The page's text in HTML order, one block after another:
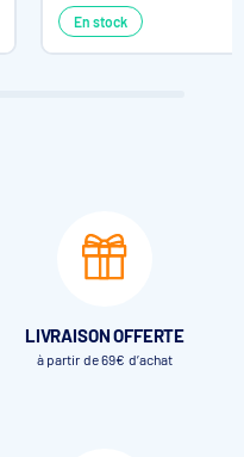
En stock
LIVRAISON OFFERTE
à partir de 69€ d’achat